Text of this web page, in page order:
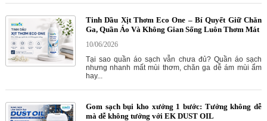
Tinh Dầu Xịt Thơm Eco One – Bí Quyết Giữ Chăn
Ga, Quần Áo Và Không Gian Sống Luôn Thơm Mát
10/06/2026
Tại sao quần áo sạch vẫn chưa đủ? Quần áo sạch
nhưng nhanh mất mùi thơm, chăn ga dễ ám mùi ẩm
hay...
Gom sạch bụi kho xưởng 1 bước: Tưởng không dễ
mà dễ không tưởng với EK DUST OIL